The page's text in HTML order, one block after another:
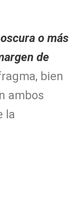
o más
de
bien
ambos
la